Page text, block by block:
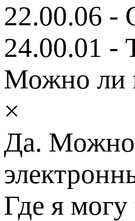
22.00.06 -
24.00.01 -
Можно ли
×
Да.
Где я